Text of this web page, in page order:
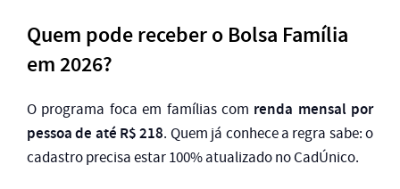
Quem pode receber o Bolsa Família
em 2026?
O programa foca em famílias com renda mensal por
pessoa de até R$ 218. Quem já conhece a regra sabe: o
cadastro precisa estar 100% atualizado no CadÚnico.